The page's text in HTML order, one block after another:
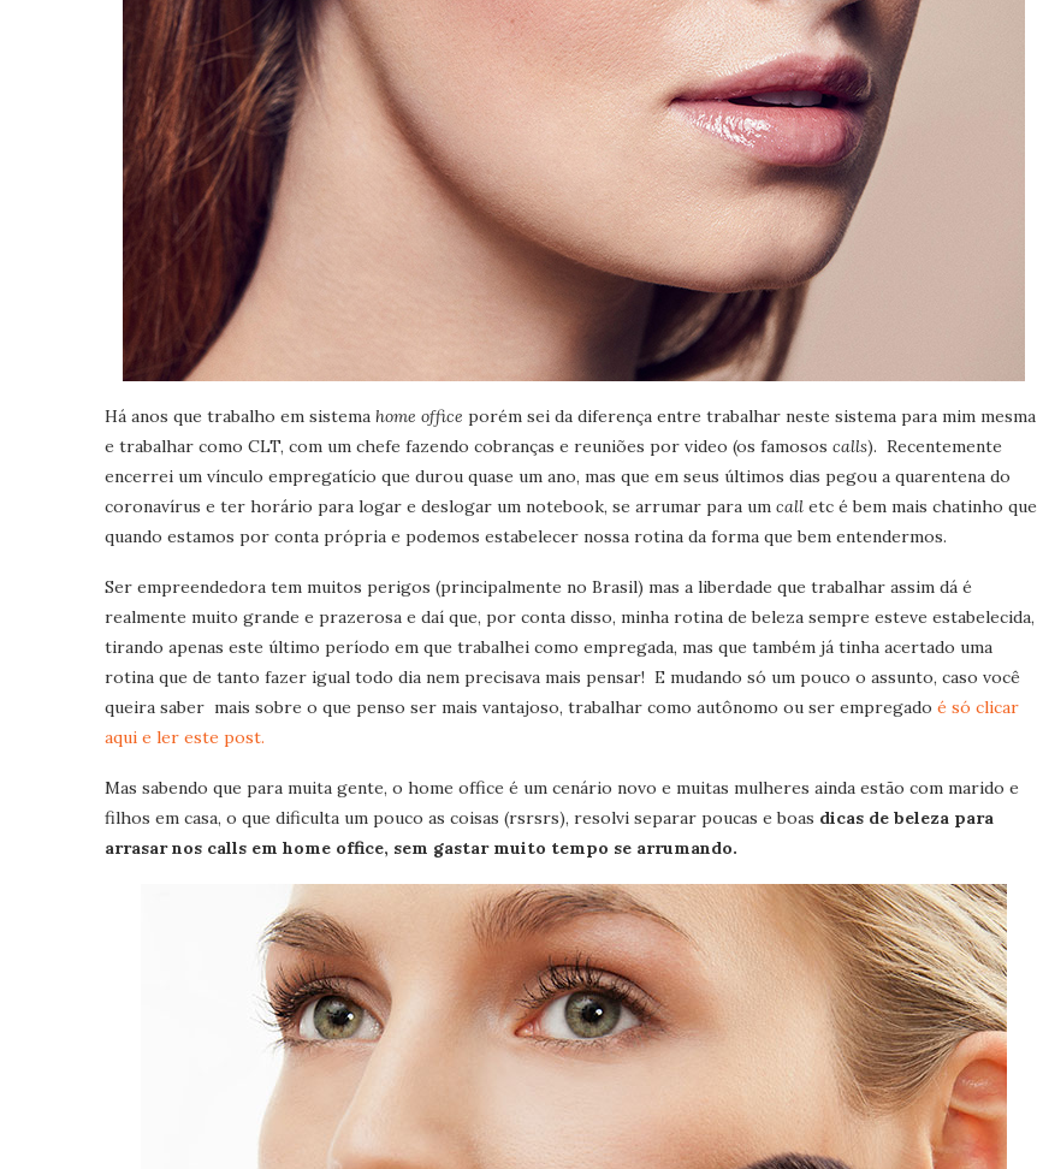
Há anos que trabalho em sistema home office porém sei da diferença entre trabalhar neste sistema para mim mesma
e trabalhar como CLT, com um chefe fazendo cobranças e reuniões por video (os famosos calls). Recentemente
encerrei um vínculo empregatício que durou quase um ano, mas que em seus últimos dias pegou a quarentena do
coronavírus e ter horário para logar e deslogar um notebook, se arrumar para um call etc é bem mais chatinho que
quando estamos por conta própria e podemos estabelecer nossa rotina da forma que bem entendermos.
Ser empreendedora tem muitos perigos (principalmente no Brasil) mas a liberdade que trabalhar assim dá é
realmente muito grande e prazerosa e daí que, por conta disso, minha rotina de beleza sempre esteve estabelecida,
tirando apenas este último período em que trabalhei como empregada, mas que também já tinha acertado uma
rotina que de tanto fazer igual todo dia nem precisava mais pensar! E mudando só um pouco o assunto, caso você
queira saber mais sobre o que penso ser mais vantajoso, trabalhar como autônomo ou ser empregado é só clicar
aqui e ler este post.
Mas sabendo que para muita gente, o home office é um cenário novo e muitas mulheres ainda estão com marido e
filhos em casa, o que dificulta um pouco as coisas (rsrsrs), resolvi separar poucas e boas dicas de beleza para
arrasar nos calls em home office, sem gastar muito tempo se arrumando.